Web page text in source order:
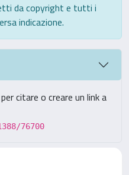
da copyright e tutti i
indicazione.
citare o creare un link a
76700